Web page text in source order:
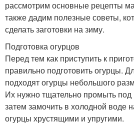
рассмотрим основные рецепты
также дадим полезные советы,
сделать заготовки на зиму.
Подготовка огурцов
Перед тем как приступить к
правильно подготовить огурцы.
подходят огурцы небольшого
Их нужно тщательно промыть под
затем замочить в холодной воде
огурцы хрустящими и упругими.